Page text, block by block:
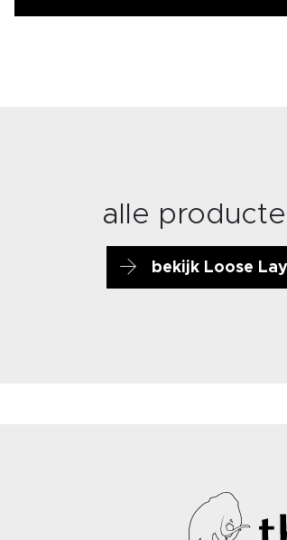
alle
bekijk Loose Lay